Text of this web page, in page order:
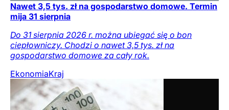
Nawet 3,5 tys. zł na gospodarstwo domowe. Termin
mija 31 sierpnia
Do 31 sierpnia 2026 r. można ubiegać się o bon
ciepłowniczy. Chodzi o nawet 3,5 tys. zł na
gospodarstwo domowe za cały rok.
EkonomiaKraj